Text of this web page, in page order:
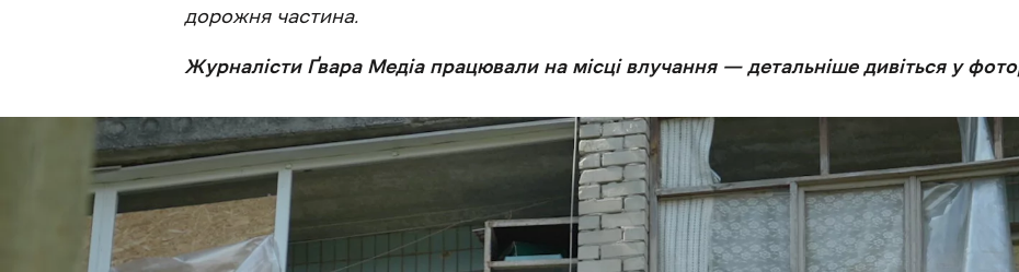
дорожня частина.
Журналісти Ґвара Медіа працювали на місці влучання — детальніше дивіться у